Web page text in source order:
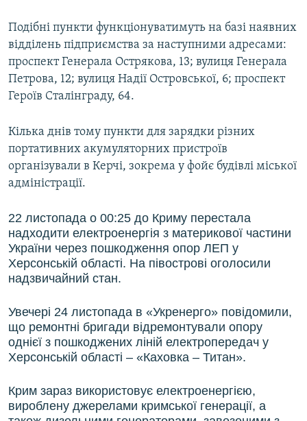
Подібні пункти функціонуватимуть на базі наявних
відділень підприємства за наступними адресами:
проспект Генерала Острякова, 13; вулиця Генерала
Петрова, 12; вулиця Надії Островської, 6; проспект
Героїв Сталінграду, 64.
Кілька днів тому пункти для зарядки різних
портативних акумуляторних пристроїв
організували в Керчі, зокрема у фойє будівлі міської
адміністрації.
22 листопада о 00:25 до Криму перестала
надходити електроенергія з материкової частини
України через пошкодження опор ЛЕП у
Херсонській області. На півострові оголосили
надзвичайний стан.
Увечері 24 листопада в «Укренерго» повідомили,
що ремонтні бригади відремонтували опору
однієї з пошкоджених ліній електропередач у
Херсонській області – «Каховка – Титан».
Крим зараз використовує електроенергією,
вироблену джерелами кримської генерації, а